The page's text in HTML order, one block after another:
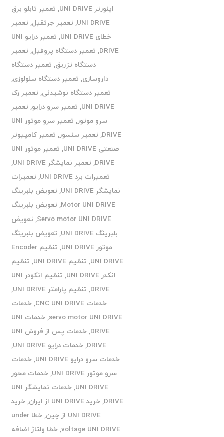
اینورتر UNI DRIVE
, تعمیر تابلو برق
UNI DRIVE
, تعمیر جرثقیل, تعمیر
خطای UNI DRIVE
,
تعمیر درایو UNI
DRIVE
, تعمیر دستگاه پروفیل, تعمیر
دستگاه تزریق, تعمیر دستگاه
داروسازی, تعمیر دستگاه سلولوزی,
تعمیر دستگاه نوشیدنی, تعمیر رک
UNI DRIVE
, تعمیر سرو درایو, تعمیر
سرو موتور,
تعمیر سرو موتور UNI
DRIVE
, تعمیر سنسور, تعمیر کامپیوتر
صنعتی UNI DRIVE
,
تعمیر موتور UNI
DRIVE
, تعمیر نمایشگر UNI DRIVE
,
تعمیرات برد UNI DRIVE
, تعمیرات
نمایشگر UNI DRIVE
, تعویض بلبرینگ
Motor UNI DRIVE
, تعویض بلبرینگ
Servo motor UNI DRIVE
, تعویض
بلبرینگ UNI DRIVE
, تعویض بلبرینگ
موتور UNI DRIVE
,
تنظیم Encoder
UNI DRIVE
, تنظیم UNI DRIVE , تنظیم
انکدر UNI DRIVE
,
تنظیم انکودر UNI
DRIVE
, تنظیم پارامتر UNI DRIVE
,
خدمات CNC UNI DRIVE
,خدمات
servo motor UNI DRIVE
,
خدمات UNI
DRIVE
,
خدمات پس از فروش UNI
DRIVE
,خدمات درایو UNI DRIVE
,
خدمات سرو درایو UNI DRIVE
,خدمات
سرو موتور UNI DRIVE
,خدمات محور
UNI DRIVE
,
خدمات نمایشگر UNI
DRIVE
,خرید UNI DRIVE از ایران ,خرید
UNI DRIVE از چین
,
خطا under
voltage UNI DRIVE
,خطا ولتاژ اضافه